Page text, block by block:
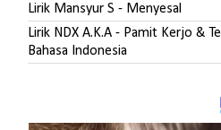
Lirik Mansyur S - Menyesal
Lirik NDX A.K.A - Pamit Kerjo &
Bahasa Indonesia